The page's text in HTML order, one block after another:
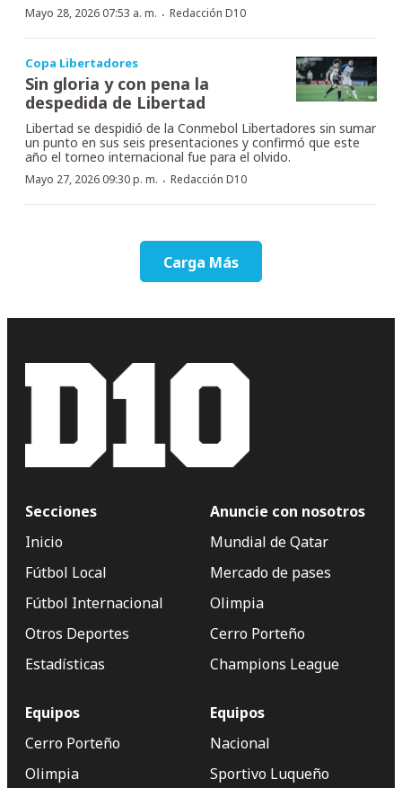
Mayo 28, 2026 07:53 a. m. · Redacción D10
Copa Libertadores
Sin gloria y con pena la
despedida de Libertad
Libertad se despidió de la Conmebol Libertadores sin sumar
un punto en sus seis presentaciones y confirmó que este
año el torneo internacional fue para el olvido.
Mayo 27, 2026 09:30 p. m. · Redacción D10
Carga Más
Secciones
Inicio
Fútbol Local
Fútbol Internacional
Otros Deportes
Estadísticas
Anuncie con nosotros
Mundial de Qatar
Mercado de pases
Olimpia
Cerro Porteño
Champions League
Equipos
Cerro Porteño
Olimpia
Equipos
Nacional
Sportivo Luqueño